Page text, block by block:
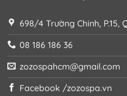
698/4 Trường Chinh, P.15,
08 186 186 36
zozospahcm@gmail.com
Facebook /zozospa.vn